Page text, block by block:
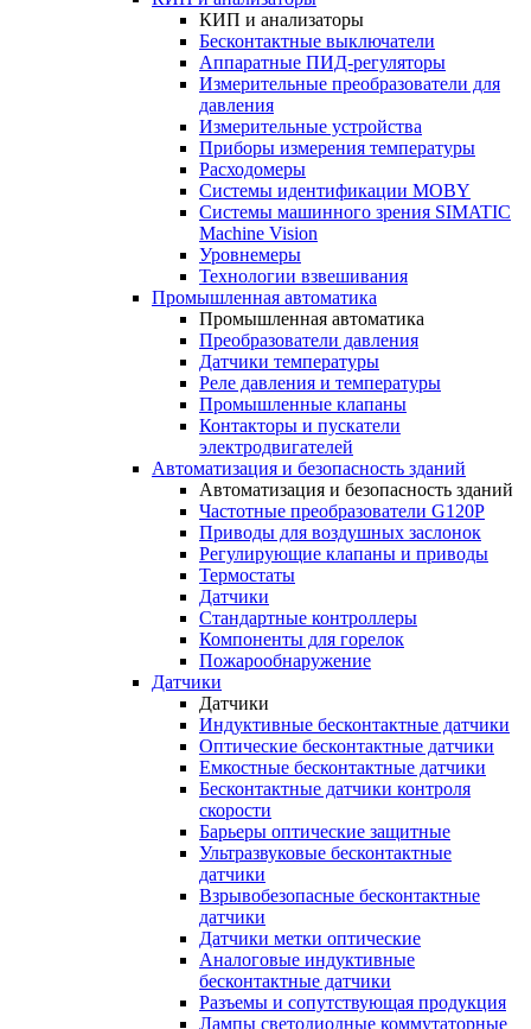
КИП и анализаторы
Бесконтактные выключатели
Аппаратные ПИД-регуляторы
Измерительные преобразователи для
давления
Измерительные устройства
Приборы измерения температуры
Расходомеры
Системы идентификации MOBY
Системы машинного зрения SIMATIC
Machine Vision
Уровнемеры
Технологии взвешивания
Промышленная автоматика
Промышленная автоматика
Преобразователи давления
Датчики температуры
Реле давления и температуры
Промышленные клапаны
Контакторы и пускатели
электродвигателей
Автоматизация и безопасность зданий
Автоматизация и безопасность зданий
Частотные преобразователи G120P
Приводы для воздушных заслонок
Регулирующие клапаны и приводы
Термостаты
Датчики
Стандартные контроллеры
Компоненты для горелок
Пожарообнаружение
Датчики
Датчики
Индуктивные бесконтактные датчики
Оптические бесконтактные датчики
Емкостные бесконтактные датчики
Бесконтактные датчики контроля
скорости
Барьеры оптические защитные
Ультразвуковые бесконтактные
датчики
Взрывобезопасные бесконтактные
датчики
Датчики метки оптические
Аналоговые индуктивные
бесконтактные датчики
Разъемы и сопутствующая продукция
Лампы светодиодные коммутаторные